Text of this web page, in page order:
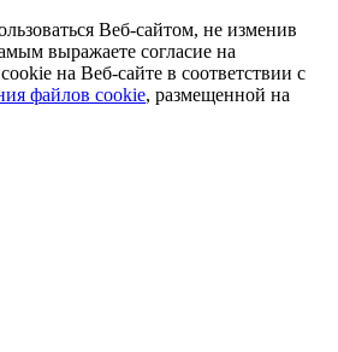
Веб-сайтом, не изменив
выражаете согласие на
на Веб-сайте в соответствии с
файлов cookie, размещенной на